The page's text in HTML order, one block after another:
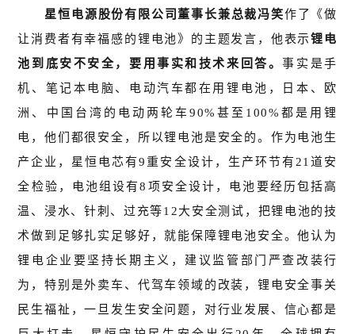
星恒电源股份有限公司董事长兼总裁冯笑作 了《做
让消费者有幸福感的锂电池》的主题发言，他表示锂电
池到底安不安全，要用事实和技术来回答。事实是手
机、笔记本电脑、电动汽车都在用锂电池，日本、欧
洲、中国台湾的电动两轮车90%甚至100%都是用锂
电，他们都很安全，所以锂电池是安全的。作为电池生
产企业，星恒电芯有9重安全设计，生产环节有21道安
全检验，电池组设有8项安全设计，电池要经历包括高
温、浸水、针刺、过充等12大安全测试，把锂电池的技
术做到足够扎实足够好，就能保障锂电池安全。他认为
锂电企业要坚持长期主义，建议监管部门严查改装行
为，特别是外卖车、代驾车领域的改装，锂电安全事关
民生福祉，一旦发生安全问题，对行业发展、信心都是